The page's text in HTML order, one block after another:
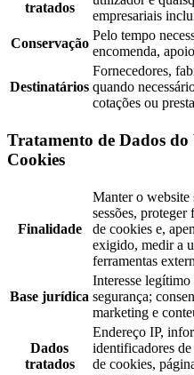
tratados
empresariais
Conservação
Pelo tempo
encomenda,
Destinatários
Fornecedores,
quando
cotações ou
Tratamento de Dados do
Cookies
Finalidade
Manter o website
sessões,
de cookies e,
exigido, medir a
ferramentas
Base jurídica
Interesse legítimo
segurança;
marketing e
Dados
tratados
Endereço IP,
identificadores de
de cookies,